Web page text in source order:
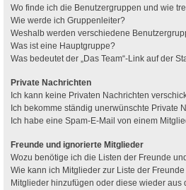
Wo finde ich die Benutzergruppen und wie
Wie werde ich Gruppenleiter?
Weshalb werden verschiedene
Was ist eine Hauptgruppe?
Was bedeutet der „Das Team“-Link auf der
Private Nachrichten
Ich kann keine Privaten Nachrichten
Ich bekomme ständig unerwünschte Private
Ich habe eine Spam-E-Mail von einem
Freunde und ignorierte Mitglieder
Wozu benötige ich die Listen der Freunde
Wie kann ich Mitglieder zur Liste der
Mitglieder hinzufügen oder diese wieder aus